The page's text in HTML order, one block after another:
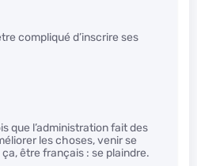
compliqué d’inscrire ses
que l’administration fait des
les choses, venir se
être français : se plaindre.